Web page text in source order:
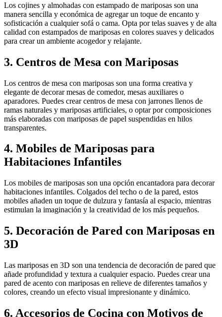
Los cojines y almohadas con estampado de mariposas son una
manera sencilla y económica de agregar un toque de encanto y
sofisticación a cualquier sofá o cama. Opta por telas suaves y de alta
calidad con estampados de mariposas en colores suaves y delicados
para crear un ambiente acogedor y relajante.
3. Centros de Mesa con Mariposas
Los centros de mesa con mariposas son una forma creativa y
elegante de decorar mesas de comedor, mesas auxiliares o
aparadores. Puedes crear centros de mesa con jarrones llenos de
ramas naturales y mariposas artificiales, o optar por composiciones
más elaboradas con mariposas de papel suspendidas en hilos
transparentes.
4. Mobiles de Mariposas para
Habitaciones Infantiles
Los mobiles de mariposas son una opción encantadora para decorar
habitaciones infantiles. Colgados del techo o de la pared, estos
mobiles añaden un toque de dulzura y fantasía al espacio, mientras
estimulan la imaginación y la creatividad de los más pequeños.
5. Decoración de Pared con Mariposas en
3D
Las mariposas en 3D son una tendencia de decoración de pared que
añade profundidad y textura a cualquier espacio. Puedes crear una
pared de acento con mariposas en relieve de diferentes tamaños y
colores, creando un efecto visual impresionante y dinámico.
6. Accesorios de Cocina con Motivos de